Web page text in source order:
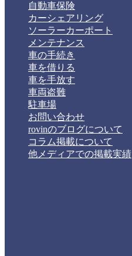
自動車保険
カーシェアリング
ソーラーカーポート
メンテナンス
車の手続き
車を借りる
車を手放す
車両盗難
駐車場
お問い合わせ
rovinのブログについて
コラム掲載について
他メディアでの掲載実績